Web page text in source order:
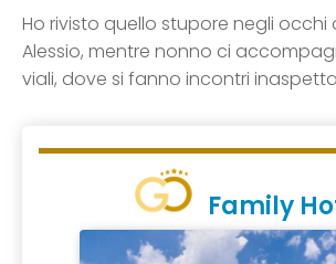
Ho rivisto quello stupore negli occhi
Alessio, mentre nonno ci
viali, dove si fanno incontri
Family